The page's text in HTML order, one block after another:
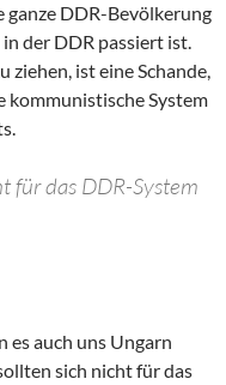
ganze DDR-Bevölkerung
der DDR passiert ist.
ziehen, ist eine Schande,
kommunistische System
für das DDR-System
es auch uns Ungarn
sich nicht für das